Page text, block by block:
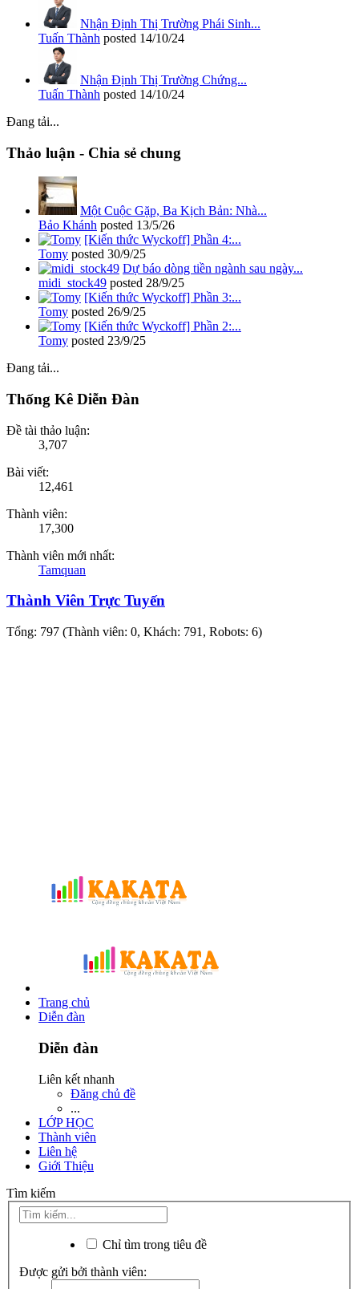
Nhận Định Thị Trường Phái Sinh...
Tuấn Thành posted 14/10/24
Nhận Định Thị Trường Chứng...
Tuấn Thành posted 14/10/24
Đang tải...
Thảo luận - Chia sẻ chung
Một Cuộc Gặp, Ba Kịch Bản: Nhà...
Bảo Khánh posted 13/5/26
[Kiến thức Wyckoff] Phần 4:...
Tomy posted 30/9/25
Dự báo dòng tiền ngành sau ngày...
midi_stock49 posted 28/9/25
[Kiến thức Wyckoff] Phần 3:...
Tomy posted 26/9/25
[Kiến thức Wyckoff] Phần 2:...
Tomy posted 23/9/25
Đang tải...
Thống Kê Diễn Đàn
Đề tài thảo luận:
3,707
Bài viết:
12,461
Thành viên:
17,300
Thành viên mới nhất:
Tamquan
Thành Viên Trực Tuyến
Tổng: 797 (Thành viên: 0, Khách: 791, Robots: 6)
Trang chủ
Diễn đàn
Diễn đàn
Liên kết nhanh
Đăng chủ đề
...
LỚP HỌC
Thành viên
Liên hệ
Giới Thiệu
Tìm kiếm
Chỉ tìm trong tiêu đề
Được gửi bởi thành viên: